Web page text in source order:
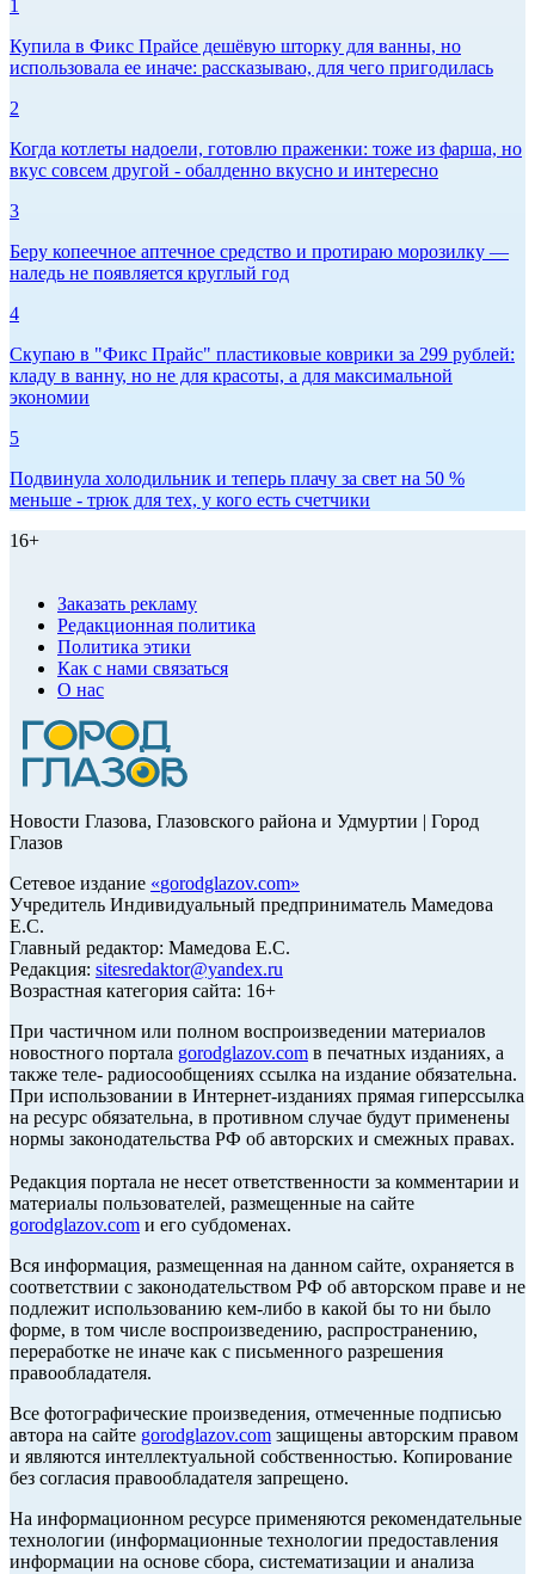
1
Купила в Фикс Прайсе дешёвую шторку для ванны, но
использовала ее иначе: рассказываю, для чего пригодилась
2
Когда котлеты надоели, готовлю праженки: тоже из фарша, но
вкус совсем другой - обалденно вкусно и интересно
3
Беру копеечное аптечное средство и протираю морозилку —
наледь не появляется круглый год
4
Скупаю в "Фикс Прайс" пластиковые коврики за 299 рублей:
кладу в ванну, но не для красоты, а для максимальной
экономии
5
Подвинула холодильник и теперь плачу за свет на 50 %
меньше - трюк для тех, у кого есть счетчики
16+
Заказать рекламу
Редакционная политика
Политика этики
Как с нами связаться
О нас
Новости Глазова, Глазовского района и Удмуртии | Город
Глазов
Сетевое издание «gorodglazov.com»
Учредитель Индивидуальный предприниматель Мамедова
Е.С.
Главный редактор: Мамедова Е.С.
Редакция: sitesredaktor@yandex.ru
Возрастная категория сайта: 16+
При частичном или полном воспроизведении материалов
новостного портала gorodglazov.com в печатных изданиях, а
также теле- радиосообщениях ссылка на издание обязательна.
При использовании в Интернет-изданиях прямая гиперссылка
на ресурс обязательна, в противном случае будут применены
нормы законодательства РФ об авторских и смежных правах.
Редакция портала не несет ответственности за комментарии и
материалы пользователей, размещенные на сайте
gorodglazov.com и его субдоменах.
Вся информация, размещенная на данном сайте, охраняется в
соответствии с законодательством РФ об авторском праве и не
подлежит использованию кем-либо в какой бы то ни было
форме, в том числе воспроизведению, распространению,
переработке не иначе как с письменного разрешения
правообладателя.
Все фотографические произведения, отмеченные подписью
автора на сайте gorodglazov.com защищены авторским правом
и являются интеллектуальной собственностью. Копирование
без согласия правообладателя запрещено.
На информационном ресурсе применяются рекомендательные
технологии (информационные технологии предоставления
информации на основе сбора, систематизации и анализа